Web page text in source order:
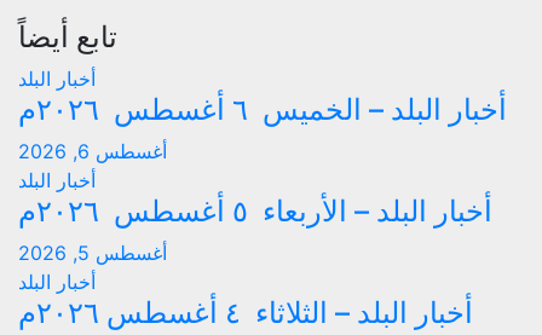
تابع أيضاً
أخبار البلد
أخبار البلد – الخميس ٦ أغسطس ٢٠٢٦م
أغسطس 6, 2026
أخبار البلد
أخبار البلد – الأربعاء ٥ أغسطس ٢٠٢٦م
أغسطس 5, 2026
أخبار البلد
أخبار البلد – الثلاثاء ٤ أغسطس ٢٠٢٦م